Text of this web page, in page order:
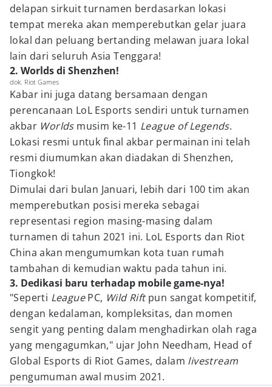
delapan sirkuit turnamen berdasarkan lokasi
tempat mereka akan memperebutkan gelar juara
lokal dan peluang bertanding melawan juara lokal
lain dari seluruh Asia Tenggara!
2. Worlds di Shenzhen!
dok. Riot Games
Kabar ini juga datang bersamaan dengan
perencanaan LoL Esports sendiri untuk turnamen
akbar Worlds musim ke-11 League of Legends.
Lokasi resmi untuk final akbar permainan ini telah
resmi diumumkan akan diadakan di Shenzhen,
Tiongkok!
Dimulai dari bulan Januari, lebih dari 100 tim akan
memperebutkan posisi mereka sebagai
representasi region masing-masing dalam
turnamen di tahun 2021 ini. LoL Esports dan Riot
China akan mengumumkan kota tuan rumah
tambahan di kemudian waktu pada tahun ini.
3. Dedikasi baru terhadap mobile game-nya!
"Seperti LeaguePC, Wild Riftpun sangat kompetitif,
dengan kedalaman, kompleksitas, dan momen
sengit yang penting dalam menghadirkan olah raga
yang mengagumkan," ujar John Needham, Head of
Global Esports di Riot Games, dalam livestream
pengumuman awal musim 2021.